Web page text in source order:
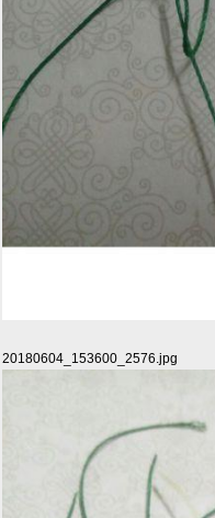
20180604_153600_2576.jpg